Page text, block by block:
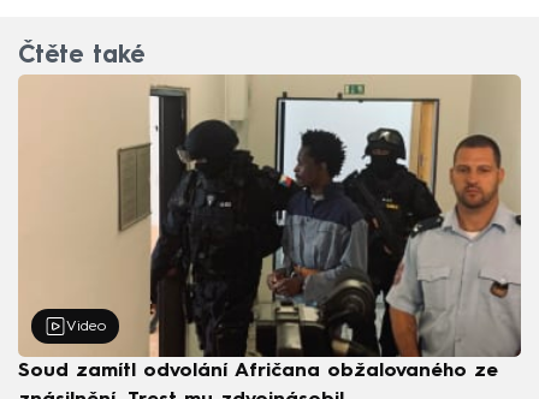
Čtěte také
Video
Soud zamítl odvolání Afričana obžalovaného ze